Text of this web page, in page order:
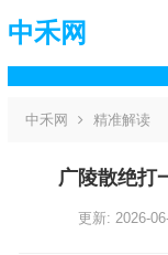
中禾网
中禾网 精准解读
广陵散绝打
更新: 2026-